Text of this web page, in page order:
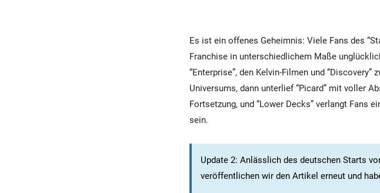
Es ist ein offenes Geheimnis: Viele Fans des
Franchise in unterschiedlichem Maße
“Enterprise”, den Kelvin-Filmen und
Universums, dann unterlief “Picard” mit voller
Fortsetzung, und “Lower Decks” verlangt Fans
sein.
Update 2: Anlässlich des deutschen Starts
veröffentlichen wir den Artikel erneut und